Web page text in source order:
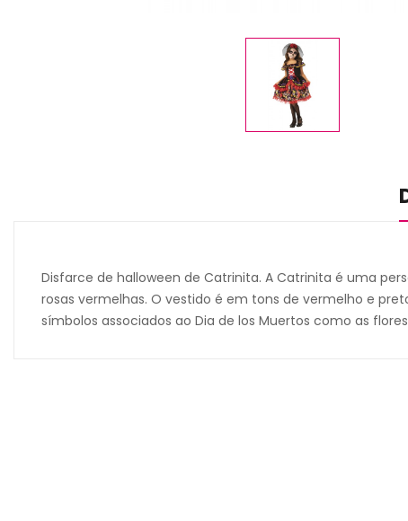
Disfarce de halloween de Catrinita. A Catrinita é uma
rosas vermelhas. O vestido é em tons de vermelho e
símbolos associados ao Dia de los Muertos como as